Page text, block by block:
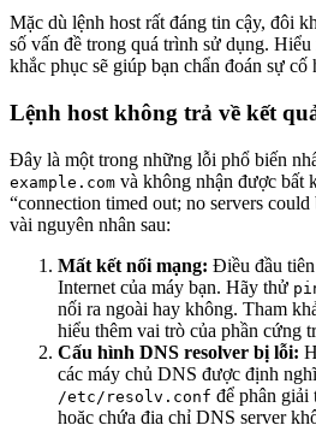
Mặc dù lệnh host rất đáng tin cậy, đôi
số vấn đề trong quá trình sử dụng.
khắc phục sẽ giúp bạn chẩn đoán sự cố
Lệnh host không trả về kết
Đây là một trong những lỗi phổ biến
example.com và không nhận được bất
“connection timed out; no servers could
vài nguyên nhân sau:
Mất kết nối mạng: Điều đầu
Internet của máy bạn. Hãy thử
nối ra ngoài hay không. Tham
hiểu thêm vai trò của phần cứng
Cấu hình DNS resolver bị lỗi:
các máy chủ DNS được định
/etc/resolv.conf để phân giải
hoặc chứa địa chỉ DNS server